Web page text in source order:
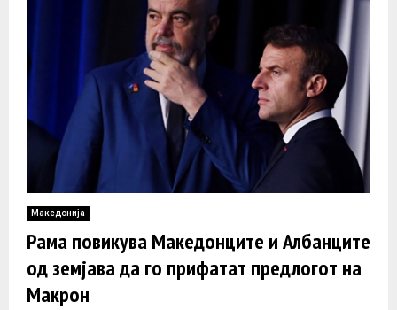
Македонија
Рама повикува Македонците и Албанците
од земјава да го прифатат предлогот на
Макрон